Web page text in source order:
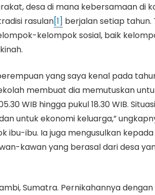
desa di mana kebersamaan di
rasulan[1] berjalan setiap
kelompok sosial, baik
yang saya kenal pada
membuat dia memutuskan
WIB hingga pukul 18.30 WIB.
untuk ekonomi keluarga,”
ibu-ibu. Ia juga mengusulkan
kawan yang berasal dari desa
Sumatra. Pernikahannya